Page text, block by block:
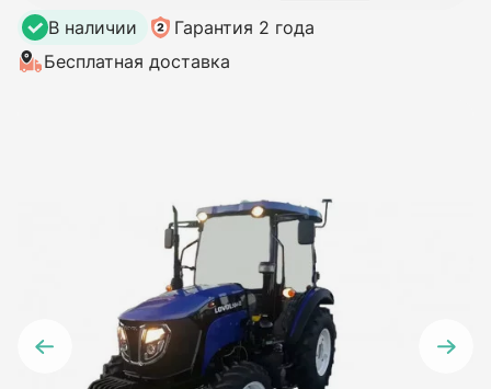
В наличии
Гарантия 2 года
Бесплатная доставка